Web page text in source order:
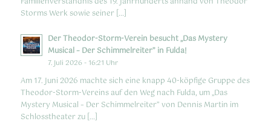
Storms Werk sowie seiner […]
Der Theodor-Storm-Verein besucht „Das Mystery
Musical – Der Schimmelreiter” in Fulda!
7. Juli 2026 - 16:21 Uhr
Am 17. Juni 2026 machte sich eine knapp 40-köpfige Gruppe des
Theodor-Storm-Vereins auf den Weg nach Fulda, um „Das
Mystery Musical – Der Schimmelreiter” von Dennis Martin im
Schlosstheater zu […]